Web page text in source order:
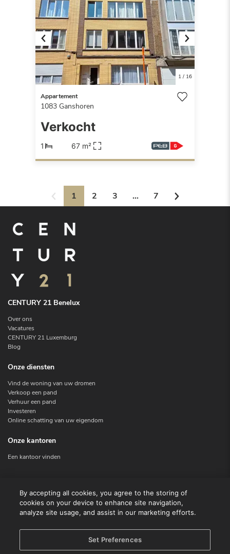
Previous Next
1/ 16
Appartement
1083 Ganshoren
Verkocht
1 67 m²
1 2 3 ... 7
CENTURY 21 Benelux
Over ons
Vacatures
CENTURY 21 Luxemburg
Blog
Onze diensten
Vind de woning van uw dromen
Verkoop een pand
Verhuur een pand
Investeren
Online schatting van uw eigendom
Onze kantoren
Een kantoor vinden
Contact
Facebook
By accepting all cookies, you agree to the storing of
cookies on your device to enhance site navigation,
analyze site usage, and assist in our marketing efforts.
Set Preferences